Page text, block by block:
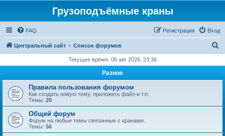
Грузоподъёмные краны
FAQ Вход
Регистрация
Центральный сайт Список форумов
с
Текущее время: 06 авг 2026, 23:36
Разное
Правила пользования форумом
Как создать новую тему, приложить файл и т.п.
Темы: 20
Общий форум
Форум на любые темы связанные с кранами.
Темы: 56